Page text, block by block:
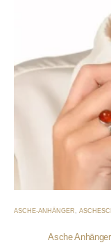
ASCHE-ANHÄNGER
Asche